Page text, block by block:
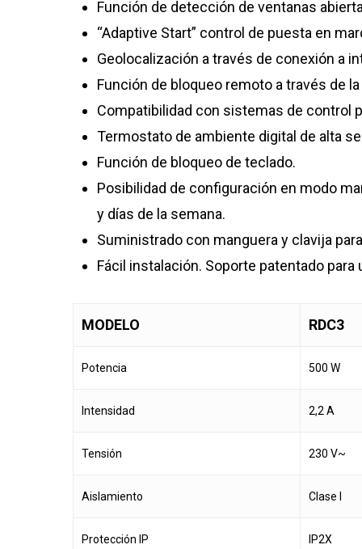
Función de detección de ventanas
“Adaptive Start” control de puesta en
Geolocalización a través de conexión a
Función de bloqueo remoto a través de la
Compatibilidad con sistemas de control
Termostato de ambiente digital de alta
Función de bloqueo de teclado.
Posibilidad de configuración en modo
y días de la semana.
Suministrado con manguera y clavija
Fácil instalación. Soporte patentado
MODELO RDC3
Potencia 500 W
Intensidad 2,2 A
Tensión 230 V~
Aislamiento Clase I
Protección IP IP2X